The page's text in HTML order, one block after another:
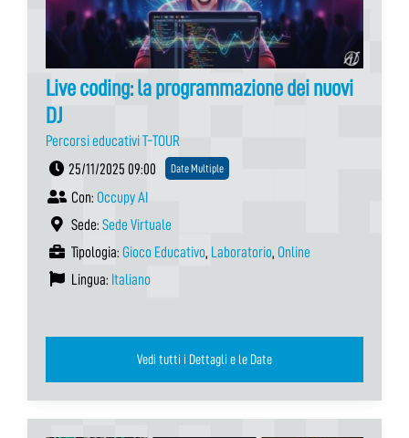
Live coding: la programmazione dei nuovi
DJ
Percorsi educativi T-TOUR
25/11/2025 09:00
Date Multiple
Con: Occupy AI
Sede: Sede Virtuale
Tipologia: Gioco Educativo, Laboratorio, Online
Lingua: Italiano
Vedi tutti i Dettagli e le Date